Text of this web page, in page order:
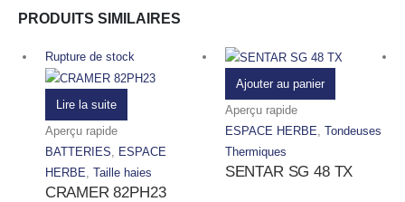
PRODUITS SIMILAIRES
Rupture de stock
Lire la suite
Aperçu rapide
BATTERIES
ESPACE
HERBE Taille haies
CRAMER 82PH23
Ajouter au panier
Aperçu rapide
ESPACE HERBE Tondeuses
Thermiques
SENTAR SG 48 TX